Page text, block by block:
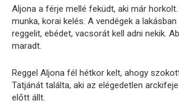
Aljona a férje mellé feküdt, aki már
munka, korai kelés. A vendégek a
reggelit, ebédet, vacsorát kell adni nekik.
maradt.
Reggel Aljona fél hétkor kelt, ahogy
Tatjánát találta, aki az elégedetlen
előtt állt.